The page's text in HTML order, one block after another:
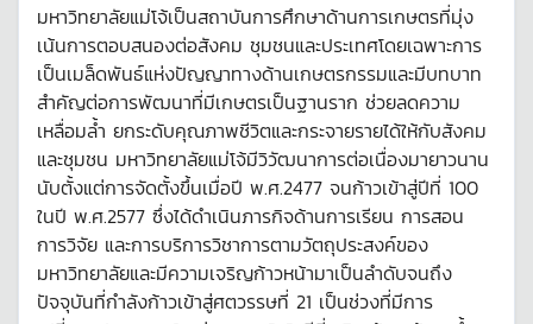
มหาวิทยาลัยแม่โจ้เป็นสถาบันการศึกษาด้านการเกษตรที่มุ่ง
เน้นการตอบสนองต่อสังคม ชุมชนและประเทศโดยเฉพาะการ
เป็นเมล็ดพันธ์แห่งปัญญาทางด้านเกษตรกรรมและมีบทบาท
สำคัญต่อการพัฒนาที่มีเกษตรเป็นฐานราก ช่วยลดความ
เหลื่อมล้ำ ยกระดับคุณภาพชีวิตและกระจายรายได้ให้กับสังคม
และชุมชน มหาวิทยาลัยแม่โจ้มีวิวัฒนาการต่อเนื่องมายาวนาน
นับตั้งแต่การจัดตั้งขึ้นเมื่อปี พ.ศ.2477 จนก้าวเข้าสู่ปีที่ 100
ในปี พ.ศ.2577 ซึ่งได้ดำเนินภารกิจด้านการเรียน การสอน
การวิจัย และการบริการวิชาการตามวัตถุประสงค์ของ
มหาวิทยาลัยและมีความเจริญก้าวหน้ามาเป็นลำดับจนถึง
ปัจจุบันที่กำลังก้าวเข้าสู่ศตวรรษที่ 21 เป็นช่วงที่มีการ